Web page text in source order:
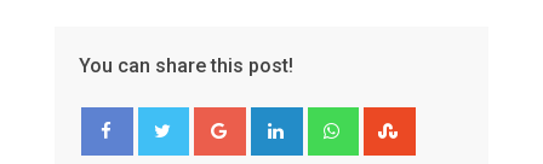
You can share this post!
Google+ LinkedIn Whatsapp